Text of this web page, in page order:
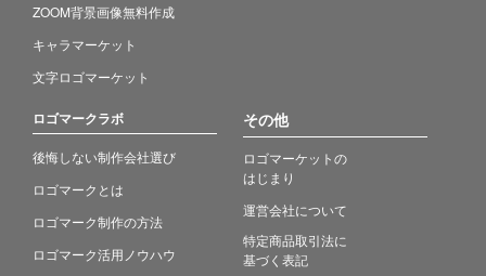
ZOOM背景画像無料作成
キャラマーケット
文字ロゴマーケット
ロゴマークラボ
後悔しない制作会社選び
ロゴマークとは
ロゴマーク制作の方法
ロゴマーク活用ノウハウ
その他
ロゴマーケットの
はじまり
運営会社について
特定商品取引法に
基づく表記